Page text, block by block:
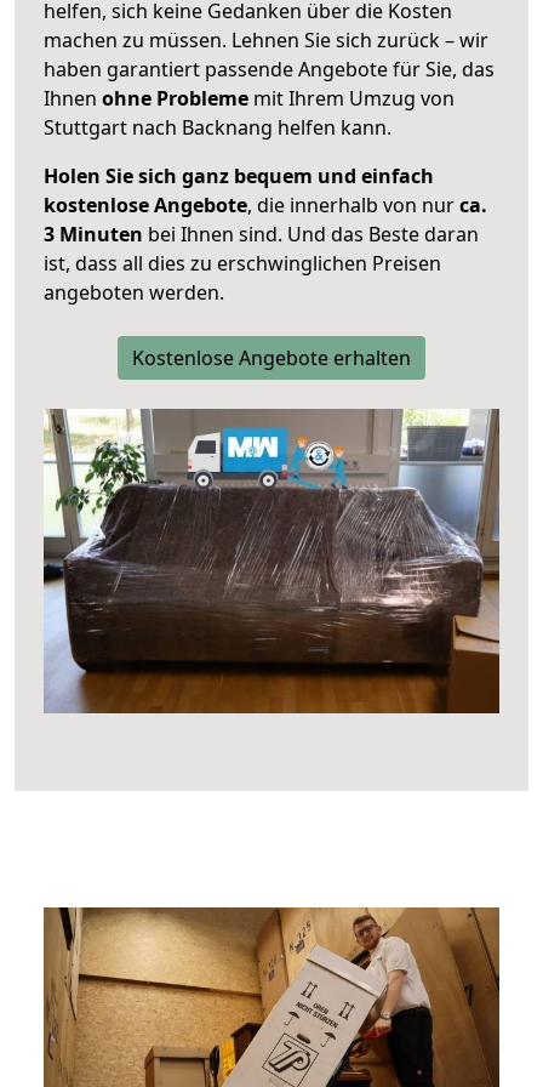
helfen, sich keine Gedanken über die Kosten
machen zu müssen. Lehnen Sie sich zurück – wir
haben garantiert passende Angebote für Sie, das
Ihnen ohne Probleme mit Ihrem Umzug von
Stuttgart nach Backnang helfen kann.
Holen Sie sich ganz bequem und einfach
kostenlose Angebote, die innerhalb von nurca.
3 Minuten bei Ihnen sind. Und das Beste daran
ist, dass all dies zu erschwinglichen Preisen
angeboten werden.
Kostenlose Angebote erhalten